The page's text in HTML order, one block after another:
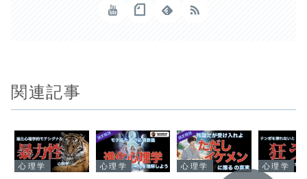
関連記事
心理学 心理学 心理学 心理学